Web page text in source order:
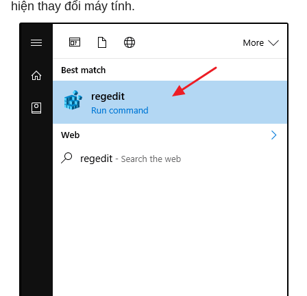
hiện thay đổi máy tính.